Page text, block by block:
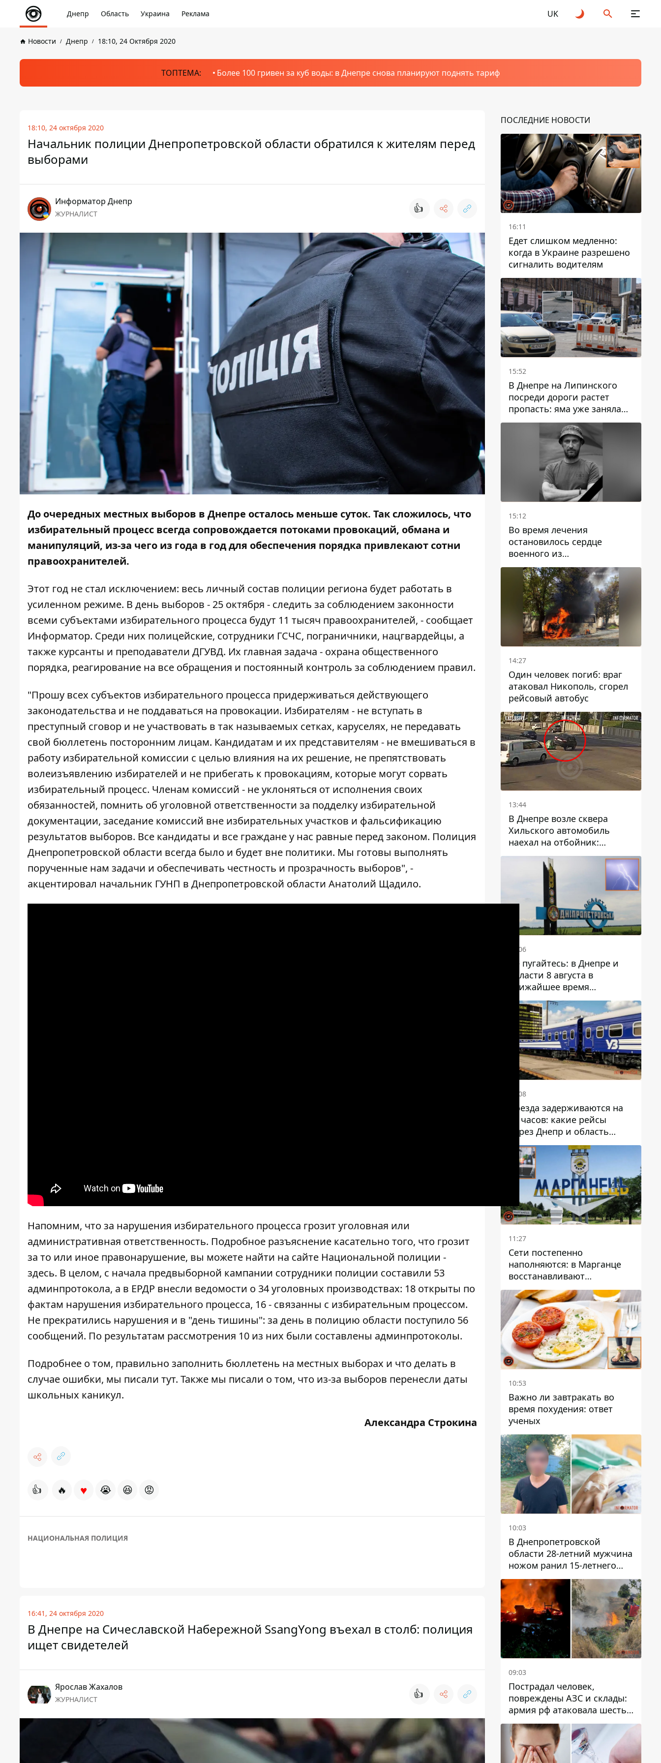
Днепр Область Украина Реклама UK
Новости Днепр 18:10, 24 Октября 2020
ТОПТЕМА: Более 100 гривен за куб воды: в Днепре снова планируют поднять тариф
18:10, 24 октября 2020
Начальник полиции Днепропетровской области обратился к жителям перед
выборами
Информатор Днепр
ЖУРНАЛИСТ 👍
До очередных местных выборов в Днепре осталось меньше суток. Так сложилось, что
избирательный процесс всегда сопровождается потоками провокаций, обмана и
манипуляций, из-за чего из года в год для обеспечения порядка привлекают сотни
правоохранителей.
Этот год не стал исключением: весь личный состав полиции региона будет работать в
усиленном режиме. В день выборов - 25 октября - следить за соблюдением законности
всеми субъектами избирательного процесса будут 11 тысяч правоохранителей, - сообщает
Информатор. Среди них полицейские, сотрудники ГСЧС, пограничники, нацгвардейцы, а
также курсанты и преподаватели ДГУВД. Их главная задача - охрана общественного
порядка, реагирование на все обращения и постоянный контроль за соблюдением правил.
"Прошу всех субъектов избирательного процесса придерживаться действующего
законодательства и не поддаваться на провокации. Избирателям - не вступать в
преступный сговор и не участвовать в так называемых сетках, каруселях, не передавать
свой бюллетень посторонним лицам. Кандидатам и их представителям - не вмешиваться в
работу избирательной комиссии с целью влияния на их решение, не препятствовать
волеизъявлению избирателей и не прибегать к провокациям, которые могут сорвать
избирательный процесс. Членам комиссий - не уклоняться от исполнения своих
обязанностей, помнить об уголовной ответственности за подделку избирательной
документации, заседание комиссий вне избирательных участков и фальсификацию
результатов выборов. Все кандидаты и все граждане у нас равные перед законом. Полиция
Днепропетровской области всегда было и будет вне политики. Мы готовы выполнять
порученные нам задачи и обеспечивать честность и прозрачность выборов", -
акцентировал начальник ГУНП в Днепропетровской области Анатолий Щадило.
Напомним, что за нарушения избирательного процесса грозит уголовная или
административная ответственность. Подробное разъяснение касательно того, что грозит
за то или иное правонарушение, вы можете найти на сайте Национальной полиции -
здесь. В целом, с начала предвыборной кампании сотрудники полиции составили 53
админпротокола, а в ЕРДР внесли ведомости о 34 уголовных производствах: 18 открыты по
фактам нарушения избирательного процесса, 16 - связанны с избирательным процессом.
Не прекратились нарушения и в "день тишины": за день в полицию области поступило 56
сообщений. По результатам рассмотрения 10 из них были составлены админпротоколы.
Подробнее о том, правильно заполнить бюллетень на местных выборах и что делать в
случае ошибки, мы писали тут. Также мы писали о том, что из-за выборов перенесли даты
школьных каникул.
Александра Строкина
👍 🔥 ♥ 😭 😆 😡
НАЦИОНАЛЬНАЯ ПОЛИЦИЯ
16:41, 24 октября 2020
В Днепре на Сичеславской Набережной SsangYong въехал в столб: полиция
ищет свидетелей
Ярослав Жахалов
ЖУРНАЛИСТ 👍
ПОСЛЕДНИЕ НОВОСТИ
16:11
Едет слишком медленно:
когда в Украине разрешено
сигналить водителям
15:52
В Днепре на Липинского
посреди дороги растет
пропасть: яма уже заняла
полосу движения
15:12
Во время лечения
остановилось сердце
военного из
Днепропетровской области
Ростислава Лупашко
14:27
Один человек погиб: враг
атаковал Никополь, сгорел
рейсовый автобус
13:44
В Днепре возле сквера
Хильского автомобиль
наехал на отбойник:
момент происшествия
13:06
Не пугайтесь: в Днепре и
области 8 августа в
ближайшее время
ожидается гроза
12:08
Поезда задерживаются на
13 часов: какие рейсы
через Днепр и область
выбились из графика
11:27
Сети постепенно
наполняются: в Марганце
восстанавливают
водоснабжение
10:53
Важно ли завтракать во
время похудения: ответ
ученых
10:03
В Днепропетровской
области 28-летний мужчина
ножом ранил 15-летнего
парня
09:03
Пострадал человек,
повреждены АЗС и склады:
армия рф атаковала шесть
районов Днепропетровской
области